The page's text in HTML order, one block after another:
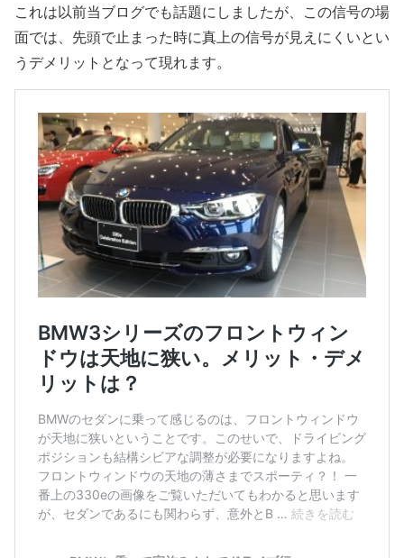
これは以前当ブログでも話題にしましたが、この信号の場
面では、先頭で止まった時に真上の信号が見えにくいとい
うデメリットとなって現れます。